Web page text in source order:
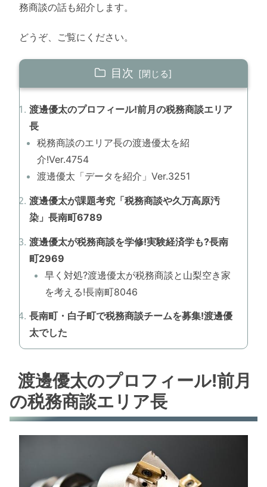
務商談の話も紹介します。
どうぞ、ご覧にください。
目次
渡邊優太のプロフィール!前月の税務商談エリア
長
税務商談のエリア長の渡邊優太を紹
介!Ver.4754
渡邊優太「データを紹介」Ver.3251
渡邊優太が課題考究「税務商談や久万高原汚
染」長南町6789
渡邊優太が税務商談を学修!実験経済学も?長南
町2969
早く対処?渡邊優太が税務商談と山梨空き家
を考える!長南町8046
長南町・白子町で税務商談チームを募集!渡邊優
太でした
渡邊優太のプロフィール!前月
の税務商談エリア長